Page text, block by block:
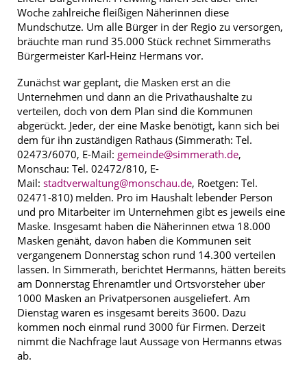
Woche zahlreiche fleißigen Näherinnen diese
Mundschutze. Um alle Bürger in der Regio zu versorgen,
bräuchte man rund 35.000 Stück rechnet Simmeraths
Bürgermeister Karl-Heinz Hermans vor.
Zunächst war geplant, die Masken erst an die
Unternehmen und dann an die Privathaushalte zu
verteilen, doch von dem Plan sind die Kommunen
abgerückt. Jeder, der eine Maske benötigt, kann sich bei
dem für ihn zuständigen Rathaus (Simmerath: Tel.
02473/6070, E-Mail: gemeinde@simmerath.de,
Monschau: Tel. 02472/810, E-
Mail: stadtverwaltung@monschau.de, Roetgen: Tel.
02471-810) melden. Pro im Haushalt lebender Person
und pro Mitarbeiter im Unternehmen gibt es jeweils eine
Maske. Insgesamt haben die Näherinnen etwa 18.000
Masken genäht, davon haben die Kommunen seit
vergangenem Donnerstag schon rund 14.300 verteilen
lassen. In Simmerath, berichtet Hermanns, hätten bereits
am Donnerstag Ehrenamtler und Ortsvorsteher über
1000 Masken an Privatpersonen ausgeliefert. Am
Dienstag waren es insgesamt bereits 3600. Dazu
kommen noch einmal rund 3000 für Firmen. Derzeit
nimmt die Nachfrage laut Aussage von Hermanns etwas
ab.